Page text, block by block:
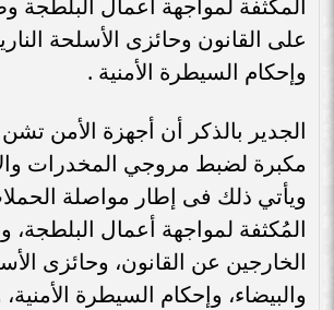
‏على ‏القانون وحائزى الأسلحة
‏وإحكام السيطرة الأمنية .‏
الجدير بالذكر أن أجهزة الأمن
مكبرة لضبط مروجي المخدرات
ويأتي ذلك ‏فى إطار مواصلة
المُكثفة لمواجهة أعمال
‏الخارجين عن القانون، وحائزى
والبيضاء، وإحكام ‏السيطرة